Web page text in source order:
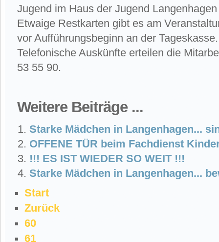
Jugend im Haus der Jugend
Etwaige Restkarten gibt es am
vor Aufführungsbeginn an der Tageskasse.
Telefonische Auskünfte erteilen die
53 55 90.
Weitere Beiträge ...
Starke Mädchen in Langenhagen...
OFFENE TÜR beim Fachdienst
!!! ES IST WIEDER SO WEIT !!!
Starke Mädchen in Langenhagen...
Start
Zurück
60
61